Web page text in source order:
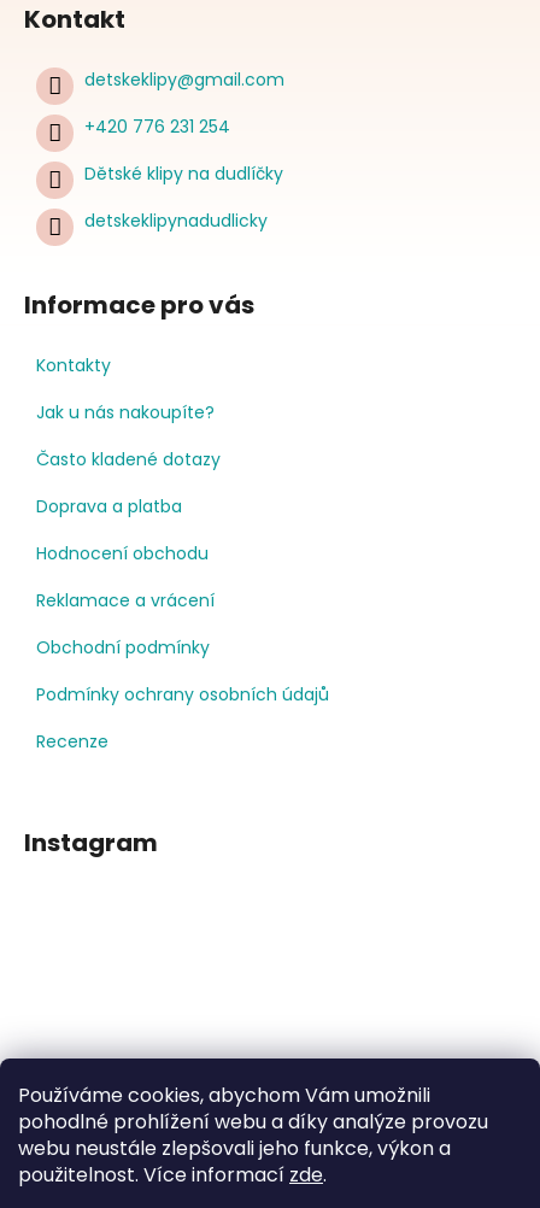
Používáme cookies, abychom Vám umožnili
pohodlné prohlížení webu a díky analýze provozu
webu neustále zlepšovali jeho funkce, výkon a
použitelnost. Více informací zde.
Kontakt
detskeklipy@gmail.com
+420 776 231 254
Dětské klipy na dudlíčky
detskeklipynadudlicky
Informace pro vás
Kontakty
Jak u nás nakoupíte?
Často kladené dotazy
Doprava a platba
Hodnocení obchodu
Reklamace a vrácení
Obchodní podmínky
Podmínky ochrany osobních údajů
Recenze
Instagram
Sledovat na Instagramu
Facebook